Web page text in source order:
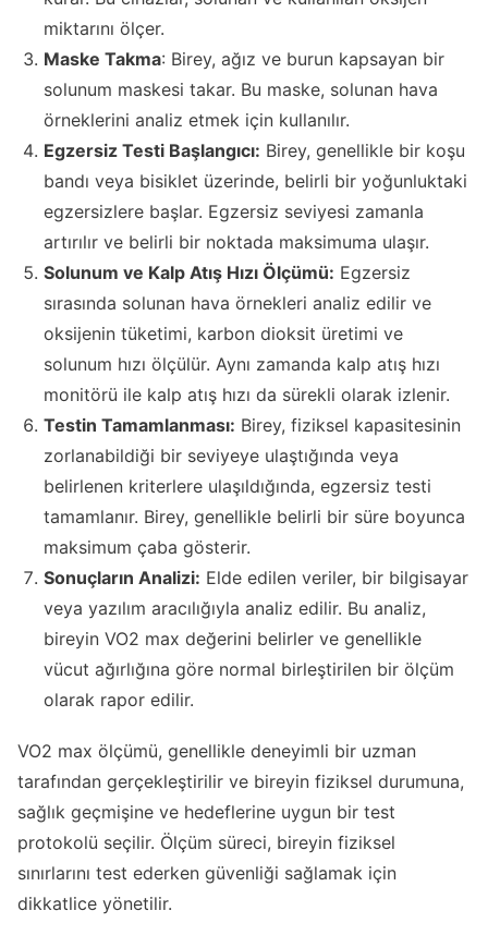
miktarını ölçer.
Maske Takma: Birey, ağız ve burun kapsayan bir
solunum maskesi takar. Bu maske, solunan hava
örneklerini analiz etmek için kullanılır.
Egzersiz Testi Başlangıcı: Birey, genellikle bir koşu
bandı veya bisiklet üzerinde, belirli bir yoğunluktaki
egzersizlere başlar. Egzersiz seviyesi zamanla
artırılır ve belirli bir noktada maksimuma ulaşır.
Solunum ve Kalp Atış Hızı Ölçümü: Egzersiz
sırasında solunan hava örnekleri analiz edilir ve
oksijenin tüketimi, karbon dioksit üretimi ve
solunum hızı ölçülür. Aynı zamanda kalp atış hızı
monitörü ile kalp atış hızı da sürekli olarak izlenir.
Testin Tamamlanması: Birey, fiziksel kapasitesinin
zorlanabildiği bir seviyeye ulaştığında veya
belirlenen kriterlere ulaşıldığında, egzersiz testi
tamamlanır. Birey, genellikle belirli bir süre boyunca
maksimum çaba gösterir.
Sonuçların Analizi: Elde edilen veriler, bir bilgisayar
veya yazılım aracılığıyla analiz edilir. Bu analiz,
bireyin VO2 max değerini belirler ve genellikle
vücut ağırlığına göre normal birleştirilen bir ölçüm
olarak rapor edilir.
VO2 max ölçümü, genellikle deneyimli bir uzman
tarafından gerçekleştirilir ve bireyin fiziksel durumuna,
sağlık geçmişine ve hedeflerine uygun bir test
protokolü seçilir. Ölçüm süreci, bireyin fiziksel
sınırlarını test ederken güvenliği sağlamak için
dikkatlice yönetilir.